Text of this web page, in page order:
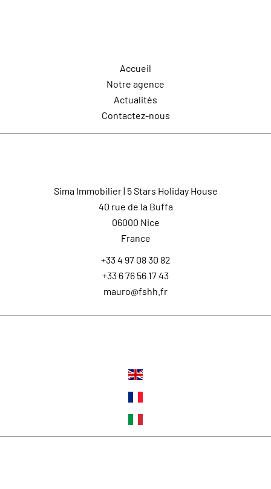
Accueil
Notre agence
Actualités
Contactez-nous
Sima Immobilier | 5 Stars Holiday House
40 rue de la Buffa
06000 Nice
France
+33 4 97 08 30 82
+33 6 76 56 17 43
mauro@fshh.fr